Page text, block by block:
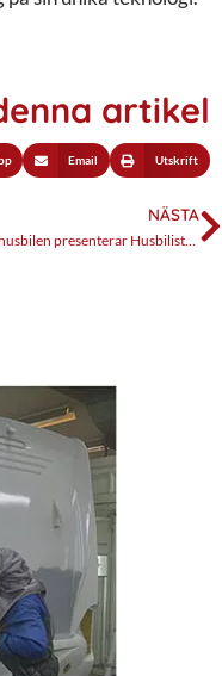
artikel
Email Utskrift
NÄSTA
Alltomhusbilen presenterar Husbilistens Önskelista